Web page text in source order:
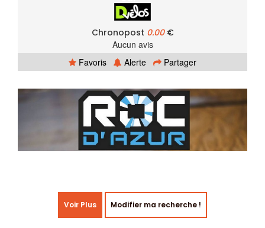
Chronopost 0.00€
Aucun avis
Favoris
Alerte Partager
Voir Plus Modifier ma recherche !